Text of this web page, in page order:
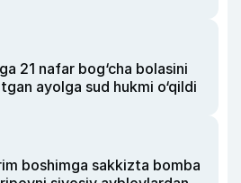
21 nafar bog‘cha bolasini
ayolga sud hukmi o‘qildi
boshimga sakkizta bomba